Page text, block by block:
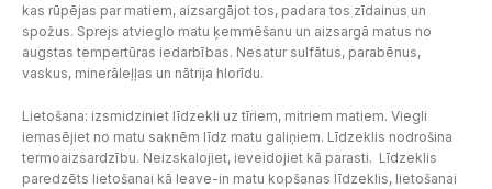
kas rūpējas par matiem, aizsargājot tos, padara tos zīdainus un
spožus. Sprejs atvieglo matu ķemmēšanu un aizsargā matus no
augstas tempertūras iedarbības. Nesatur sulfātus, parabēnus,
vaskus, minerāleļļas un nātrija hlorīdu.
Lietošana: izsmidziniet līdzekli uz tīriem, mitriem matiem. Viegli
iemasējiet no matu saknēm līdz matu galiņiem. Līdzeklis nodrošina
termoaizsardzību. Neizskalojiet, ieveidojiet kā parasti. Līdzeklis
paredzēts lietošanai kā leave-in matu kopšanas līdzeklis, lietošanai